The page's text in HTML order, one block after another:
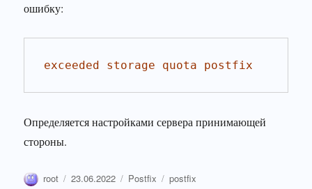
ошибку:
exceeded storage quota postfix
Определяется настройками сервера принимающей
стороны.
Автор
root Опубликовано
23.06.2022 Рубрики
Postfix Метки
postfix